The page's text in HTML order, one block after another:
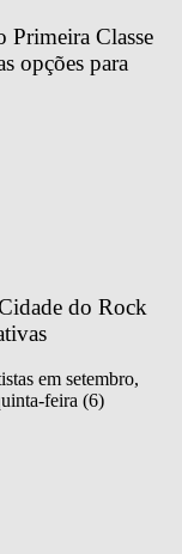
Classe
opções para
do Rock
em setembro,
feira (6)